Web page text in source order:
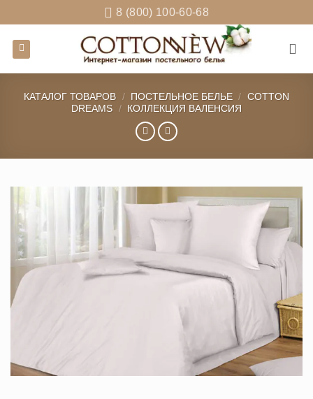
to
content
8 (800) 100-60-68
КАТАЛОГ ТОВАРОВ / ПОСТЕЛЬНОЕ БЕЛЬЕ / COTTON
DREAMS / КОЛЛЕКЦИЯ ВАЛЕНСИЯ